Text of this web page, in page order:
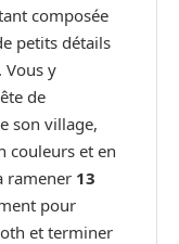
composée
petits détails
Vous y
de
son village,
couleurs et en
ramener 13
pour
et terminer